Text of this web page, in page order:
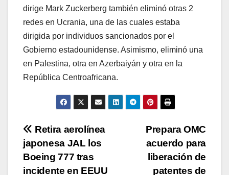
dirige Mark Zuckerberg también eliminó otras 2
redes en Ucrania, una de las cuales estaba
dirigida por individuos sancionados por el
Gobierno estadounidense. Asimismo, eliminó una
en Palestina, otra en Azerbaiyán y otra en la
República Centroafricana.
Navegación
de
Prepara OMC
acuerdo para
liberación de
patentes de
Retira aerolínea
japonesa JAL los
Boeing 777 tras
incidente en EEUU